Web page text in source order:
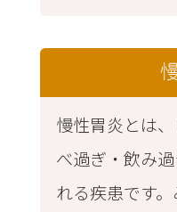
慢性胃炎とは
べ過ぎ・飲み
れる疾患です